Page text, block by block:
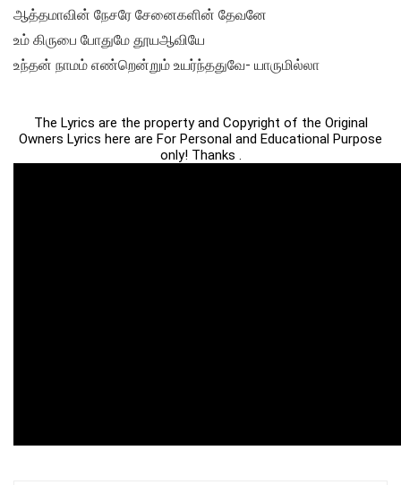
ஆத்தமாவின் நேசரே சேனைகளின் தேவனே
உம் கிருபை போதுமே தூயஆவியே
உந்தன் நாமம் எண்றென்றும் உயர்ந்ததுவே- யாருமில்லா
The Lyrics are the property and Copyright of the Original
Owners Lyrics here are For Personal and Educational Purpose
only! Thanks .